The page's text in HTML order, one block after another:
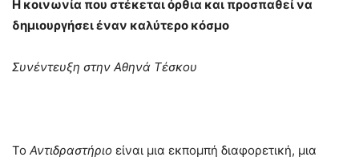
Η κοινωνία που στέκεται όρθια και προσπαθεί να
δημιουργήσει έναν καλύτερο κόσμο
Συνέντευξη στην Αθηνά Τέσκου
Το Αντιδραστήριο είναι μια εκπομπή διαφορετική, μια